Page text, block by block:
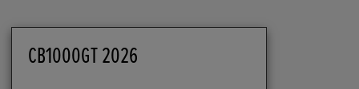
CB1000GT 2026